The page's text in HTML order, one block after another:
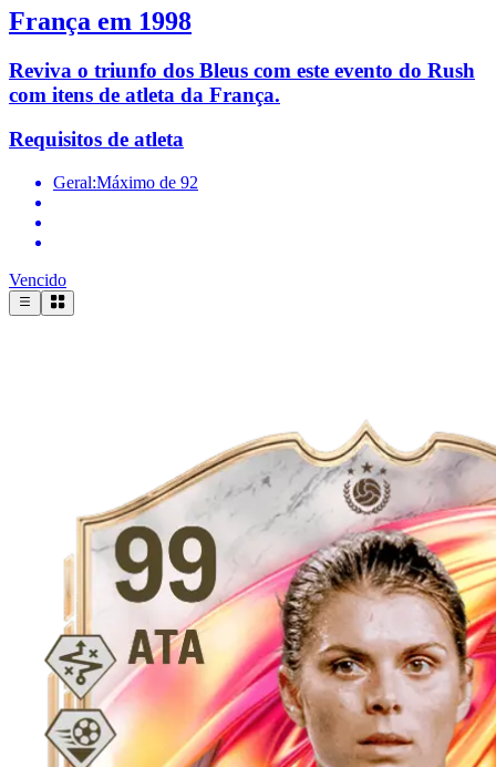
França em 1998
Reviva o triunfo dos Bleus com este evento do Rush
com itens de atleta da França.
Requisitos de atleta
Geral:Máximo de 92
Vencido